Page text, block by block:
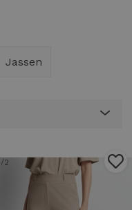
Jassen
/2